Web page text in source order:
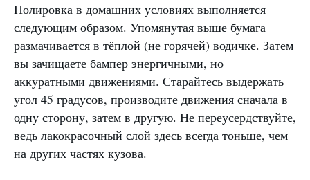
Полировка в домашних условиях выполняется
следующим образом. Упомянутая выше бумага
размачивается в тёплой (не горячей) водичке. Затем
вы зачищаете бампер энергичными, но
аккуратными движениями. Старайтесь выдержать
угол 45 градусов, производите движения сначала в
одну сторону, затем в другую. Не переусердствуйте,
ведь лакокрасочный слой здесь всегда тоньше, чем
на других частях кузова.